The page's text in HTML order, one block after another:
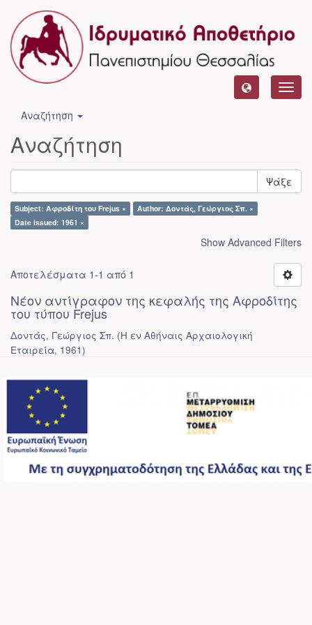
Αναζήτηση
Αναζήτηση
Ψάξε
Subject: Αφροδίτη του Frejus ×
Author: Δοντάς, Γεώργιος Σπ. ×
Date issued: 1961 ×
Show Advanced Filters
Αποτελέσματα 1-1 από 1
Νέον αντίγραφον της κεφαλής της Αφροδίτης
του τύπου Frejus
Δοντάς, Γεώργιος Σπ. (Η εν Αθήναις Αρχαιολογική
Εταιρεία, 1961)